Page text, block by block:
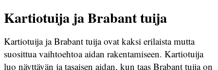
Kartiotuija ja Brabant tuija
Kartiotuija ja Brabant tuija ovat kaksi erilaista mutta
suosittua vaihtoehtoa aidan rakentamiseen. Kartiotuija
luo näyttävän ja tasaisen aidan, kun taas Brabant tuija on